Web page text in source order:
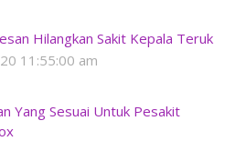
Hilangkan Sakit Kepala Teruk
11:55:00 am
Yang Sesuai Untuk Pesakit